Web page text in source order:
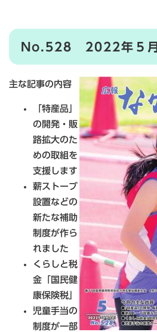
No.528 2022年５月
主な記事の内容
「特産品」
の開発・販
路拡大のた
めの取組を
支援します
薪ストーブ
設置などの
新たな補助
制度が作ら
れました
くらしと税
金「国民健
康保険税」
児童手当の
制度が一部